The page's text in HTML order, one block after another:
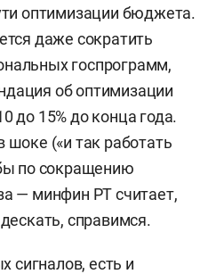
оптимизации бюджета.
даже сократить
госпрограмм,
об оптимизации
до 15% до конца года.
(«и так работать
по сокращению
— минфин РТ считает,
справимся.
есть и